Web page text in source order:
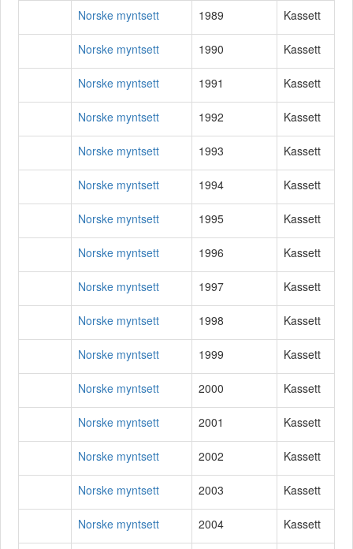
Norske myntsett 1989 Kassett
Norske myntsett 1990 Kassett
Norske myntsett 1991 Kassett
Norske myntsett 1992 Kassett
Norske myntsett 1993 Kassett
Norske myntsett 1994 Kassett
Norske myntsett 1995 Kassett
Norske myntsett 1996 Kassett
Norske myntsett 1997 Kassett
Norske myntsett 1998 Kassett
Norske myntsett 1999 Kassett
Norske myntsett 2000 Kassett
Norske myntsett 2001 Kassett
Norske myntsett 2002 Kassett
Norske myntsett 2003 Kassett
Norske myntsett 2004 Kassett